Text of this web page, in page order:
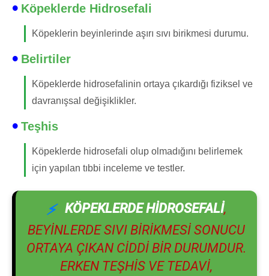
Köpeklerde Hidrosefali
Köpeklerin beyinlerinde aşırı sıvı birikmesi durumu.
Belirtiler
Köpeklerde hidrosefalinin ortaya çıkardığı fiziksel ve
davranışsal değişiklikler.
Teşhis
Köpeklerde hidrosefali olup olmadığını belirlemek
için yapılan tıbbi inceleme ve testler.
KÖPEKLERDE HIDROSEFALI,
BEYINLERDE SIVI BIRIKMESI SONUCU
ORTAYA ÇIKAN CIDDI BIR DURUMDUR.
ERKEN TEŞHIS VE TEDAVI,